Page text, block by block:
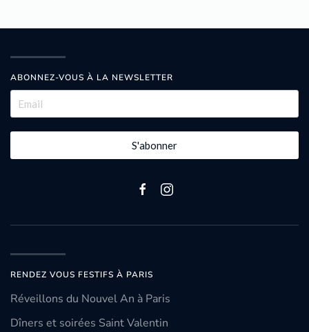
ABONNEZ-VOUS À LA NEWSLETTER
S'abonner
RENDEZ VOUS FESTIFS À PARIS
Réveillons du Nouvel An à Paris
Dîners et soirées Saint Valentin